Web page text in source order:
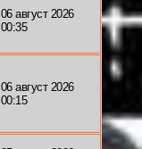
06 август 2026
00:35
06 август 2026
00:15